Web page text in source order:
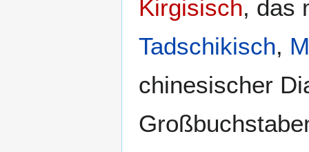
Kirgisisch, das
Tadschikisch,
chinesischer